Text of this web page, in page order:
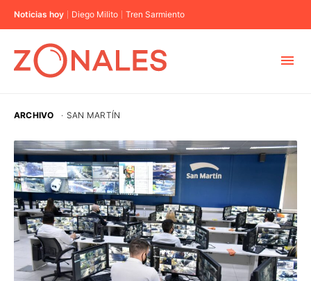
Noticias hoy Diego Milito Tren Sarmiento
CABA
BUENOS AIRES
PROVINCIAS
ELECCIONES 2023
ARCHIVO · SAN MARTÍN